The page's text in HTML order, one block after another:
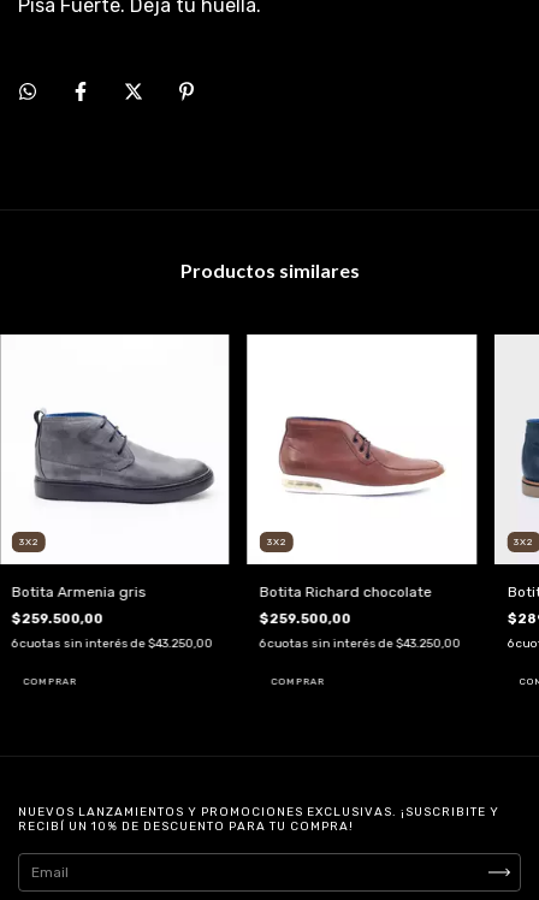
Pisa Fuerte. Deja tu huella.
Productos similares
3X2
Botita Armenia gris
$259.500,00
6cuotas sin interés de$43.250,00
COMPRAR
3X2
Botita Richard chocolate
$259.500,00
6cuotas sin interés de$43.250,00
COMPRAR
3X2
6
NUEVOS LANZAMIENTOS Y PROMOCIONES EXCLUSIVAS. ¡SUSCRIBITE Y
RECIBÍ UN 10% DE DESCUENTO PARA TU COMPRA!